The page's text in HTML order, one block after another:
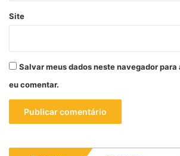
Site
Salvar meus dados neste navegador para
eu comentar.